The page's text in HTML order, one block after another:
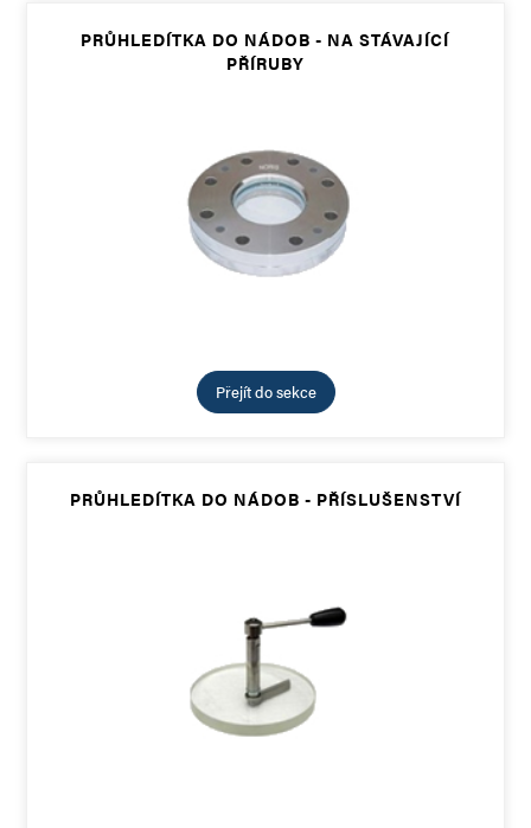
PRŮHLEDÍTKA DO NÁDOB - NA STÁVAJÍCÍ
PŘÍRUBY
Přejít do sekce
PRŮHLEDÍTKA DO NÁDOB - PŘÍSLUŠENSTVÍ